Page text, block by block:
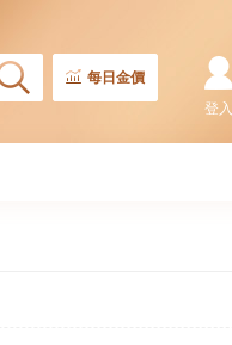
每日金價
登入